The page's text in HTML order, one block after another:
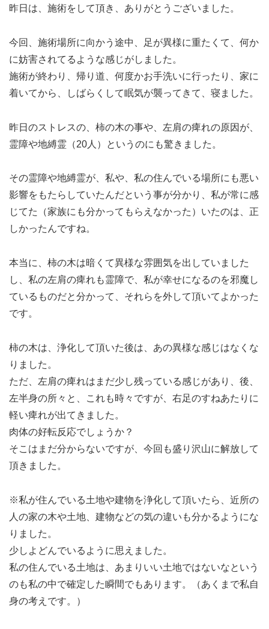
昨日は、施術をして頂き、ありがとうございました。
今回、施術場所に向かう途中、足が異様に重たくて、何か
に妨害されてるような感じがしました。
施術が終わり、帰り道、何度かお手洗いに行ったり、家に
着いてから、しばらくして眠気が襲ってきて、寝ました。
昨日のストレスの、柿の木の事や、左肩の痺れの原因が、
霊障や地縛霊（20人）というのにも驚きました。
その霊障や地縛霊が、私や、私の住んでいる場所にも悪い
影響をもたらしていたんだという事が分かり、私が常に感
じてた（家族にも分かってもらえなかった）いたのは、正
しかったんですね。
本当に、柿の木は暗くて異様な雰囲気を出していました
し、私の左肩の痺れも霊障で、私が幸せになるのを邪魔し
ているものだと分かって、それらを外して頂いてよかった
です。
柿の木は、浄化して頂いた後は、あの異様な感じはなくな
りました。
ただ、左肩の痺れはまだ少し残っている感じがあり、後、
左半身の所々と、これも時々ですが、右足のすねあたりに
軽い痺れが出てきました。
肉体の好転反応でしょうか？
そこはまだ分からないですが、今回も盛り沢山に解放して
頂きました。
※私が住んでいる土地や建物を浄化して頂いたら、近所の
人の家の木や土地、建物などの気の違いも分かるようにな
りました。
少しよどんでいるように思えました。
私の住んでいる土地は、あまりいい土地ではないなという
のも私の中で確定した瞬間でもあります。（あくまで私自
身の考えです。）